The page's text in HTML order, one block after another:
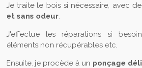
Je traite le bois si nécessaire, avec
et sans odeur.
J'effectue les réparations si
éléments non récupérables etc.
Ensuite, je procède à un ponçage